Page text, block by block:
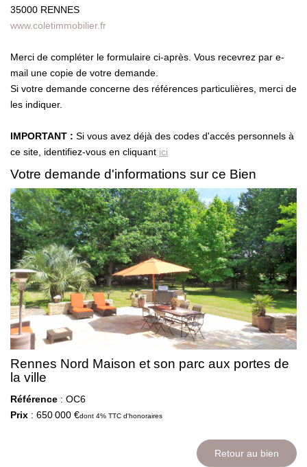
35000 RENNES
www.coletimmobilier.fr
Merci de compléter le formulaire ci-après. Vous recevrez par e-
mail une copie de votre demande.
Si votre demande concerne des références particulières, merci de
les indiquer.
IMPORTANT : Si vous avez déjà des codes d'accés personnels à
ce site, identifiez-vous en cliquant ici
Votre demande d'informations sur ce Bien
Rennes Nord Maison et son parc aux portes de
la ville
Référence : OC6
Prix : 650 000 €dont 4% TTC d'honoraires
Retour au bien